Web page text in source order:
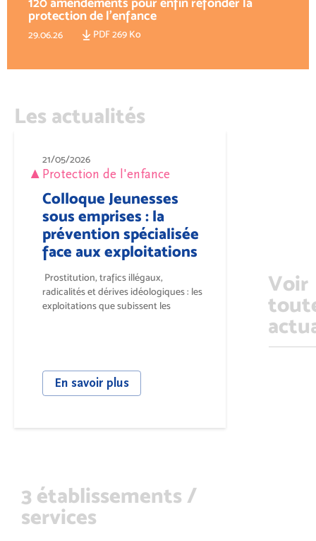
protection de l'enfance
29.06.26 PDF 269 Ko
Les actualités
21/05/2026
Protection de l'enfance
Colloque Jeunesses
sous emprises : la
prévention spécialisée
face aux exploitations
Prostitution, trafics illégaux,
radicalités et dérives idéologiques : les
exploitations que subissent les
En savoir plus
Voir
3 établissements /
services